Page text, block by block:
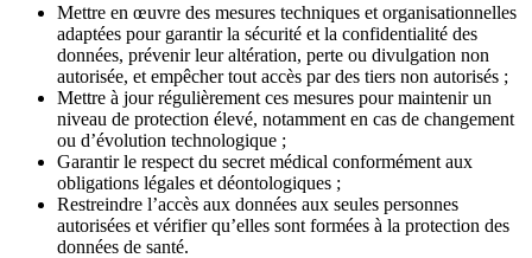
Mettre en œuvre des mesures techniques et organisationnelles
adaptées pour garantir la sécurité et la confidentialité des
données, prévenir leur altération, perte ou divulgation non
autorisée, et empêcher tout accès par des tiers non autorisés ;
Mettre à jour régulièrement ces mesures pour maintenir un
niveau de protection élevé, notamment en cas de changement
ou d’évolution technologique ;
Garantir le respect du secret médical conformément aux
obligations légales et déontologiques ;
Restreindre l’accès aux données aux seules personnes
autorisées et vérifier qu’elles sont formées à la protection des
données de santé.